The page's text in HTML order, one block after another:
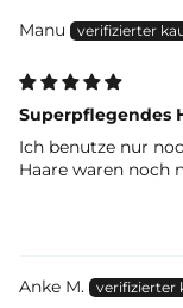
Manu
Superpflegendes
Ich benutze nur
Haare waren noch
Anke M.